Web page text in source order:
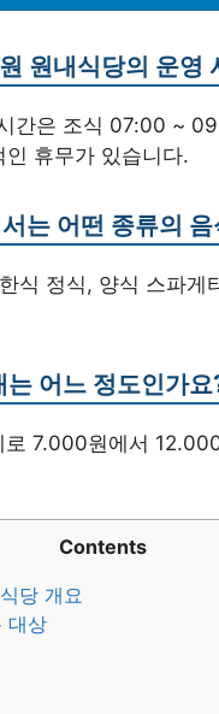
원내식당의 운영
간은 조식 07:00 ~
휴무가 있습니다.
는 어떤 종류의
식 정식, 양식 스파
어느 정도인가요
7.000원에서
Contents
당 개요
대상